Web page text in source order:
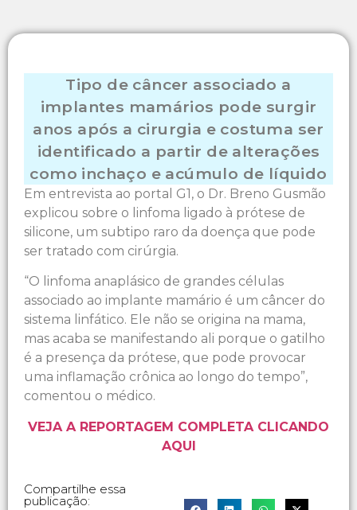
Tipo de câncer associado a
implantes mamários pode surgir
anos após a cirurgia e costuma ser
identificado a partir de alterações
como inchaço e acúmulo de líquido
Em entrevista ao portal G1, o Dr. Breno Gusmão
explicou sobre o linfoma ligado à prótese de
silicone, um subtipo raro da doença que pode
ser tratado com cirúrgia.
“O linfoma anaplásico de grandes células
associado ao implante mamário é um câncer do
sistema linfático. Ele não se origina na mama,
mas acaba se manifestando ali porque o gatilho
é a presença da prótese, que pode provocar
uma inflamação crônica ao longo do tempo”,
comentou o médico.
VEJA A REPORTAGEM COMPLETA CLICANDO
AQUI
Compartilhe essa
publicação: